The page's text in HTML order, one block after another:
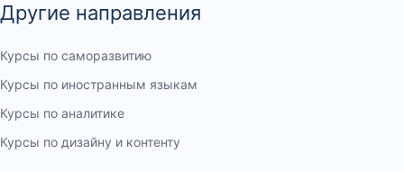
Другие направления
Курсы по саморазвитию
Курсы по иностранным языкам
Курсы по аналитике
Курсы по дизайну и контенту